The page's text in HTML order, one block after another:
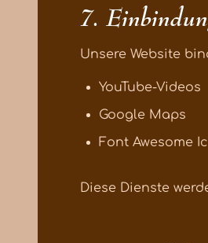
7.
Unsere Website
YouTube-Videos
Google Maps
Font Awesome
Diese Dienste